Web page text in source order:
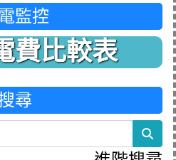
監控
費比較表
尋